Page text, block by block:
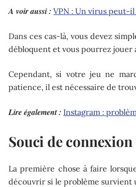
A voir aussi : VPN : Un virus peut-
Dans ces cas-là, vous devez
débloquent et vous pourrez jouer
Cependant, si votre jeu ne
patience, il est nécessaire de
Lire également : Instagram :
Souci de connexion
La première chose à faire
découvrir si le problème survient